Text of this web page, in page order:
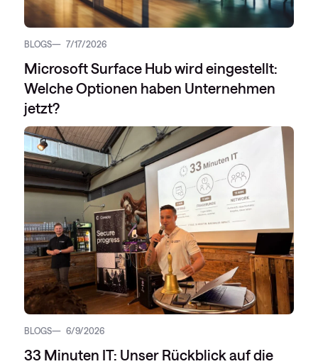
BLOGS 7/17/2026
Microsoft Surface Hub wird eingestellt:
Welche Optionen haben Unternehmen
jetzt?
BLOGS 6/9/2026
33 Minuten IT: Unser Rückblick auf die